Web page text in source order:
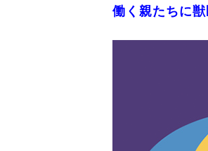
働く親たちに